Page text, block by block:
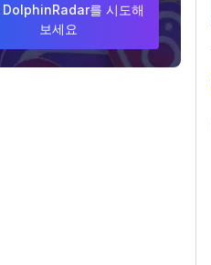
DolphinRadar를 시도해
보세요